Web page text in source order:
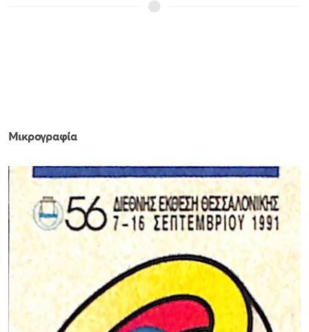
Μικρογραφία